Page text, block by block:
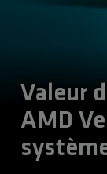
Valeur
AMD